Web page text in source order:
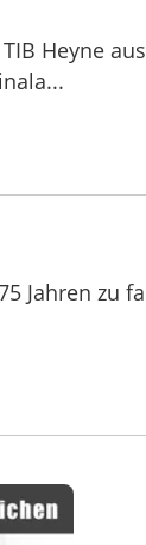
Heyne aus
Jahren zu